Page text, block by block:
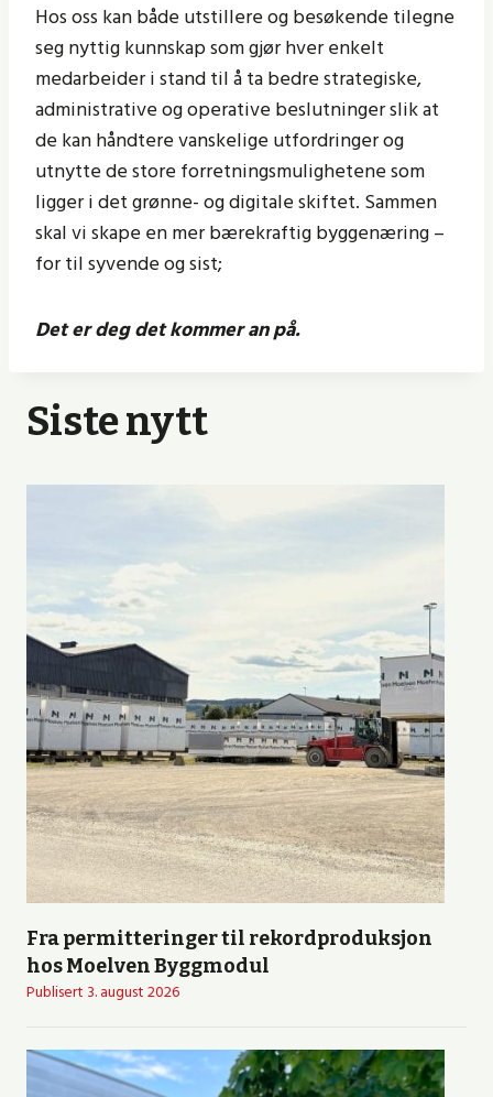
Hos oss kan både utstillere og besøkende tilegne
seg nyttig kunnskap som gjør hver enkelt
medarbeider i stand til å ta bedre strategiske,
administrative og operative beslutninger slik at
de kan håndtere vanskelige utfordringer og
utnytte de store forretningsmulighetene som
ligger i det grønne- og digitale skiftet. Sammen
skal vi skape en mer bærekraftig byggenæring –
for til syvende og sist;
Det er deg det kommer an på.
Siste nytt
Fra permitteringer til rekordproduksjon
hos Moelven Byggmodul
Publisert 3. august 2026